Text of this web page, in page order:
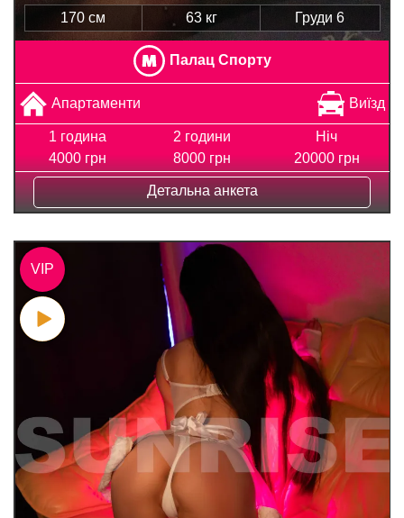
170 см 63 кг Груди 6
Палац Спорту
Апартаменти Виїзд
1 година
4000 грн
2 години
8000 грн
Ніч
20000 грн
Детальна анкета
VIP